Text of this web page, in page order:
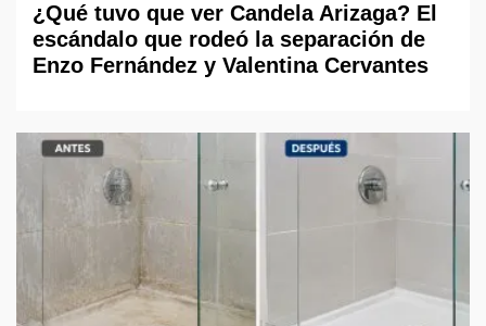
¿Qué tuvo que ver Candela Arizaga? El
escándalo que rodeó la separación de
Enzo Fernández y Valentina Cervantes